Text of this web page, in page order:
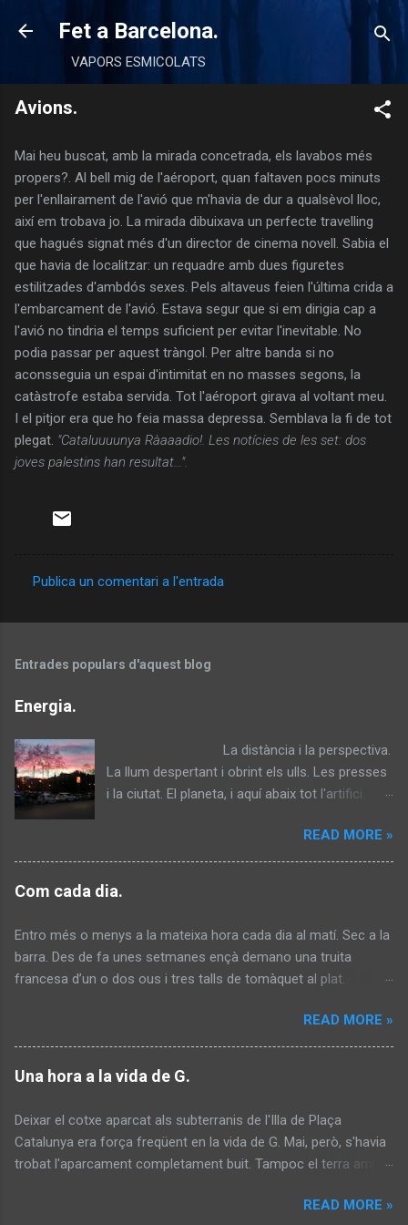
Salta al contingut principal
Fet a Barcelona.
VAPORS ESMICOLATS
Avions.
Mai heu buscat, amb la mirada concetrada, els lavabos més
propers?. Al bell mig de l'aéroport, quan faltaven pocs minuts
per l'enllairament de l'avió que m'havia de dur a qualsèvol lloc,
així em trobava jo. La mirada dibuixava un perfecte travelling
que hagués signat més d'un director de cinema novell. Sabia el
que havia de localitzar: un requadre amb dues figuretes
estilitzades d'ambdós sexes. Pels altaveus feien l'última crida a
l'embarcament de l'avió. Estava segur que si em dirigia cap a
l'avió no tindria el temps suficient per evitar l'inevitable. No
podia passar per aquest tràngol. Per altre banda si no
aconsseguia un espai d'intimitat en no masses segons, la
catàstrofe estaba servida. Tot l'aéroport girava al voltant meu.
I el pitjor era que ho feia massa depressa. Semblava la fi de tot
plegat. "Cataluuuunya Ràaaadio!. Les notícies de les set: dos
joves palestins han resultat...".
o
n
a
r
i
Publica un comentari a l'entrada
Entrades populars d'aquest blog
Energia.
La distància i la perspectiva.
La llum despertant i obrint els ulls. Les presses
i la ciutat. El planeta, i aquí abaix tot l'artifici.
somriu. Ha connectat amb els colors. Energia
per capbussar-se en la foscor.
READ MORE »
Com cada dia.
Entro més o menys a la mateixa hora cada dia al matí. Sec a la
barra. Des de fa unes setmanes ençà demano una truita
francesa d’un o dos ous i tres talls de tomàquet al plat.
perdre uns tres o quatre kilos. Per fer baixar l’esmorzar
demano un tè verd. De vegades ja hi son, altres no. Seuen el
dos germans sempre a la mateixa taula al costat de la finestra.
roba bruta. Desprenen un tuf fastigós. Sabem que no treballen i
no entenem la seva brutícia. Demanen un cafè per a cadascú.
S’estan uns 10 minuts, paguen i marxen. Fins l’endemà. Ja fa
anys és jubilat i abans havia fet de cambrer. S’apropa a la barra
READ MORE »
Una hora a la vida de G.
Deixar el cotxe aparcat als subterranis de l'Illa de Plaça
Catalunya era força freqüent en la vida de G. Mai, però, s'havia
trobat l'aparcament completament buit. Tampoc el terra amb
superfície. El cotxe es negà. Pujar les escales va ser complicat
READ MORE »